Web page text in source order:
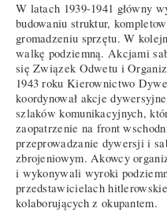
W latach 1939-1941 główny
budowaniu struktur,
gromadzeniu sprzętu. W
walkę podziemną. Akcjami
się Związek Odwetu i
1943 roku Kierownictwo
koordynował akcje
szlaków komunikacyjnych,
zaopatrzenie na front
przeprowadzanie dywersji i
zbrojeniowym. Akowcy
i wykonywali wyroki
przedstawicielach
kolaborujących z okupantem.